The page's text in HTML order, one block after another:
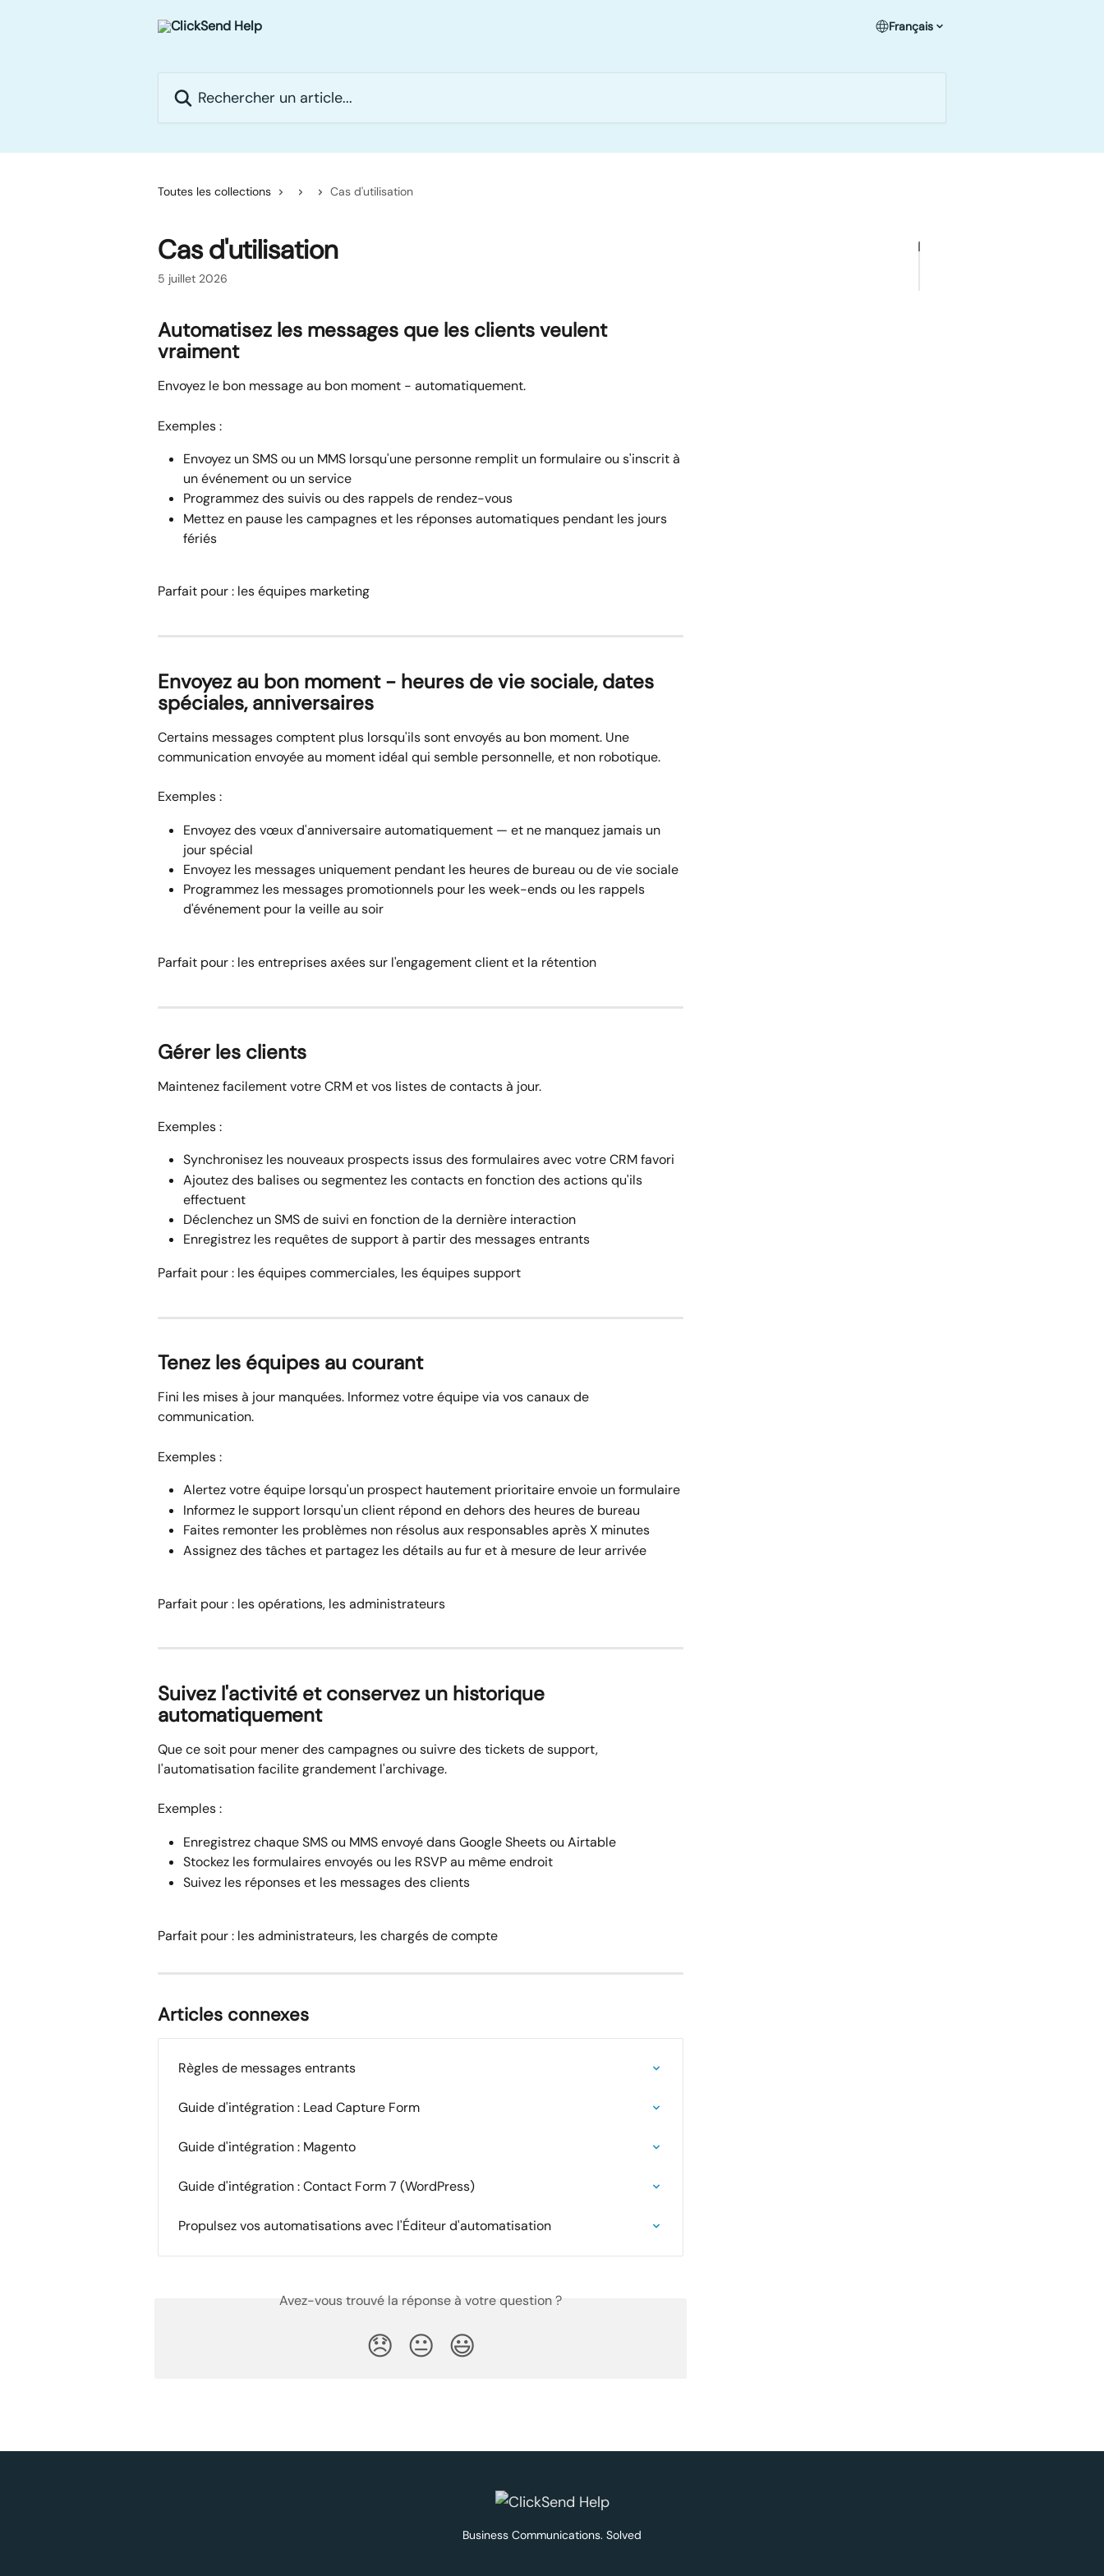
Français
Toutes les collections Cas d'utilisation
Cas d'utilisation
5 juillet 2026
Automatisez les messages que les clients veulent
vraiment
Envoyez le bon message au bon moment - automatiquement.
Exemples :
Envoyez un SMS ou un MMS lorsqu'une personne remplit un formulaire ou s'inscrit à
un événement ou un service
Programmez des suivis ou des rappels de rendez-vous
Mettez en pause les campagnes et les réponses automatiques pendant les jours
fériés
Parfait pour : les équipes marketing
Envoyez au bon moment - heures de vie sociale, dates
spéciales, anniversaires
Certains messages comptent plus lorsqu'ils sont envoyés au bon moment. Une
communication envoyée au moment idéal qui semble personnelle, et non robotique.
Exemples :
Envoyez des vœux d'anniversaire automatiquement — et ne manquez jamais un
jour spécial
Envoyez les messages uniquement pendant les heures de bureau ou de vie sociale
Programmez les messages promotionnels pour les week-ends ou les rappels
d'événement pour la veille au soir
Parfait pour : les entreprises axées sur l'engagement client et la rétention
Gérer les clients
Maintenez facilement votre CRM et vos listes de contacts à jour.
Exemples :
Synchronisez les nouveaux prospects issus des formulaires avec votre CRM favori
Ajoutez des balises ou segmentez les contacts en fonction des actions qu'ils
effectuent
Déclenchez un SMS de suivi en fonction de la dernière interaction
Enregistrez les requêtes de support à partir des messages entrants
Parfait pour : les équipes commerciales, les équipes support
Tenez les équipes au courant
Fini les mises à jour manquées. Informez votre équipe via vos canaux de
communication.
Exemples :
Alertez votre équipe lorsqu'un prospect hautement prioritaire envoie un formulaire
Informez le support lorsqu'un client répond en dehors des heures de bureau
Faites remonter les problèmes non résolus aux responsables après X minutes
Assignez des tâches et partagez les détails au fur et à mesure de leur arrivée
Parfait pour : les opérations, les administrateurs
Suivez l'activité et conservez un historique
automatiquement
Que ce soit pour mener des campagnes ou suivre des tickets de support,
l'automatisation facilite grandement l'archivage.
Exemples :
Enregistrez chaque SMS ou MMS envoyé dans Google Sheets ou Airtable
Stockez les formulaires envoyés ou les RSVP au même endroit
Suivez les réponses et les messages des clients
Parfait pour : les administrateurs, les chargés de compte
Articles connexes
Règles de messages entrants
Guide d'intégration : Lead Capture Form
Guide d'intégration : Magento
Guide d'intégration : Contact Form 7 (WordPress)
Propulsez vos automatisations avec l'Éditeur d'automatisation
Avez-vous trouvé la réponse à votre question ?
😞 😐 😃
Business Communications. Solved